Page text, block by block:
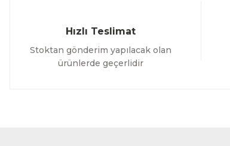
Hızlı Teslimat
Stoktan gönderim yapılacak olan
ürünlerde geçerlidir